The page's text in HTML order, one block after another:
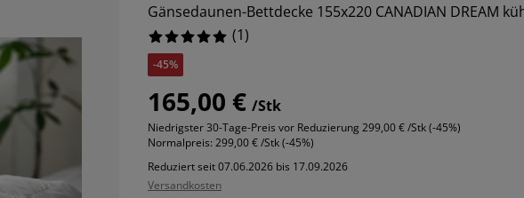
Gänsedaunen-Bettdecke 155x220 CANADIAN DREAM
(1)
-45%
165,00 € /Stk
Niedrigster 30-Tage-Preis vor Reduzierung299,00 € /Stk (-45%)
Normalpreis: 299,00 € /Stk (-45%)
Reduziert seit 07.06.2026 bis 17.09.2026
Versandkosten
100%